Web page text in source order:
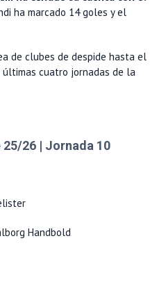
ha marcado 14 goles y el
de clubes de despide hasta el
cuatro jornadas de la
25/26 | Jornada 10
Handbold